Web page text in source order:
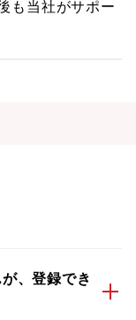
も当社がサポー
、登録でき